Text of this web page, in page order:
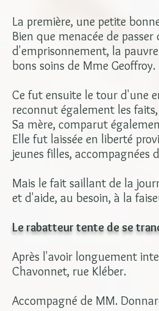
La première, une petite
Bien que menacée de
d'emprisonnement, la
bons soins de Mme Geoffroy.
Ce fut ensuite le tour d'une
reconnut également les
Sa mère, comparut
Elle fut laissée en liberté
jeunes filles, accompagnées
Mais le fait saillant de la
et d'aide, au besoin, à la
Le rabatteur tente de se
Après l'avoir longuement
Chavonnet, rue Kléber.
Accompagné de MM.